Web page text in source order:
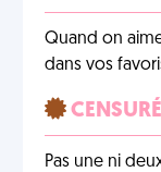
Quand on
dans vos
CENSURÉ
Pas une ni